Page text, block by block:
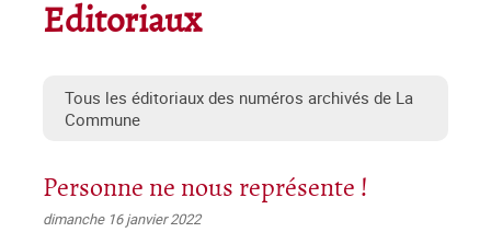
Editoriaux
Tous les éditoriaux des numéros archivés de La
Commune
Personne ne nous représente !
dimanche 16 janvier 2022